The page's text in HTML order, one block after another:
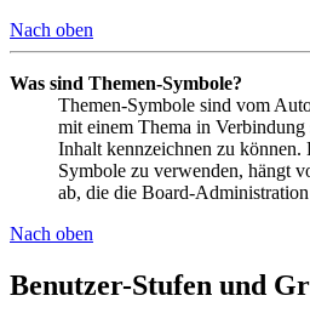
Nach oben
Was sind Themen-Symbole?
Themen-Symbole sind vom
mit einem Thema in Verbindung
Inhalt kennzeichnen zu
Symbole zu verwenden, hängt
ab, die die Board-Administration
Nach oben
Benutzer-Stufen und